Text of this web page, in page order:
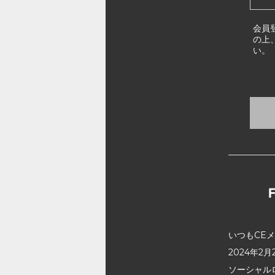
会員
の上
い。
いつもCE
2024年2月
ソーシャ